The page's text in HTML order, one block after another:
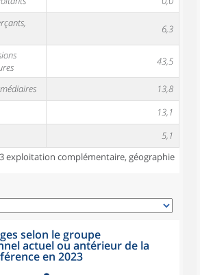
6,3
43,5
13,8
13,1
5,1
exploitation complémentaire, géographie
selon le groupe
actuel ou antérieur de la
en 2023